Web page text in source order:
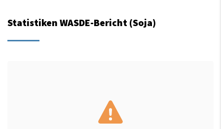
Statistiken WASDE-Bericht (Soja)